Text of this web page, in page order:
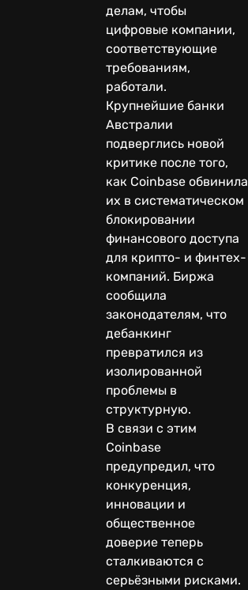
делам, чтобы
цифровые компании,
соответствующие
требованиям,
работали.
Крупнейшие банки
Австралии
подверглись новой
критике после того,
как Coinbase обвинила
их в систематическом
блокировании
финансового доступа
для крипто- и финтех-
компаний. Биржа
сообщила
законодателям, что
дебанкинг
превратился из
изолированной
проблемы в
структурную.
В связи с этим
Coinbase
предупредил, что
конкуренция,
инновации и
общественное
доверие теперь
сталкиваются с
серьёзными рисками.